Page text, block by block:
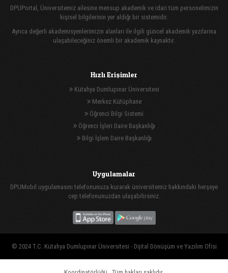
DPUPortal, Üniversitemiz ailesine mensup akademik ve idari tüm personelimizin
kişisel bilgilerinin yer aldığı bir sistemidir.
Ayrıca değerli akademisyenlerimizin alanları ile ilgili güncel akademik yazılarına
ulaşabileceğiniz önemli bir akademik kaynaktır.
Hızlı Erişimler
Kütahya Dumlupınar Üniversitesi
Merkez Kütüphane
Öğrenci Bilgi Sistemi
Öğrenci İşleri Daire Başkanlığı
Bilgi İşlem Daire Başkanlığı
Uygulamalar
DPUMobil uygulamasını telefonunuza kurarak üniversitemiz hakkındaki herşeye
cep telefonunuzdan ulaşabilirsiniz.
© 2024 T.C. Kütahya Dumlupınar Üniversitesi - Dijital Dönüşüm ve Yazılım Ofisi